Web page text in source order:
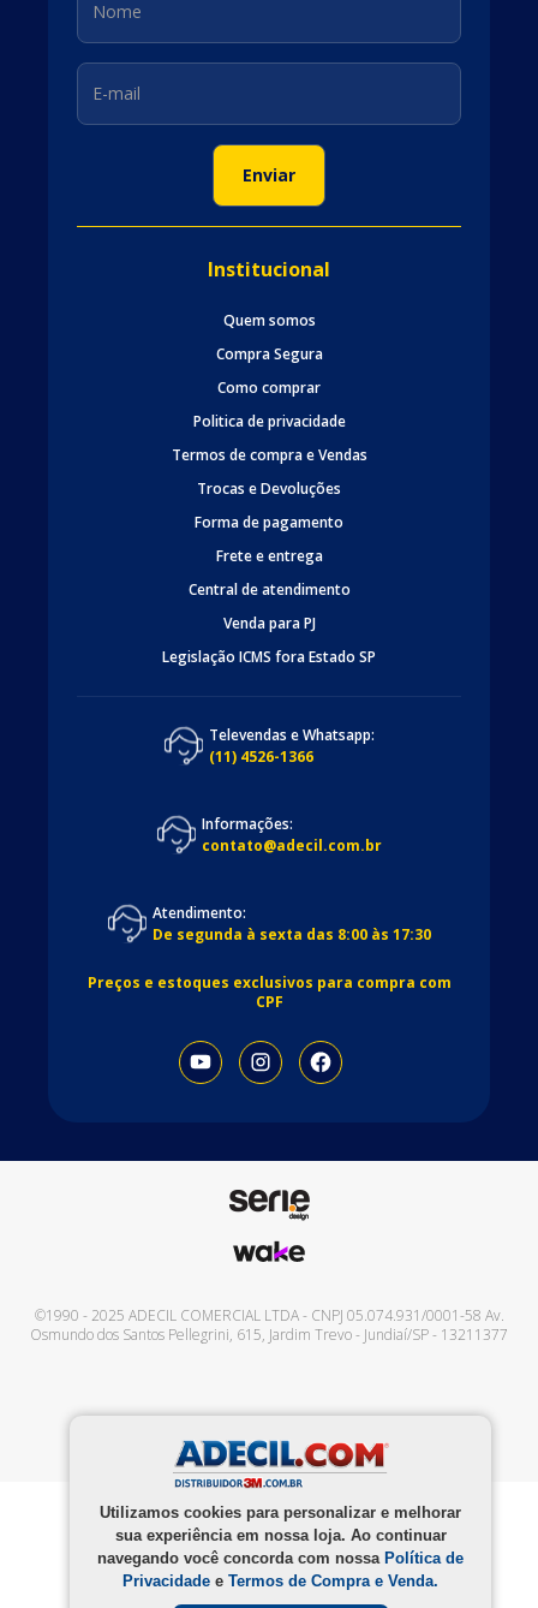
Utilizamos cookies para personalizar e melhorar
sua experiência em nossa loja. Ao continuar
navegando você concorda com nossa Política de
Privacidade e Termos de Compra e Venda.
Institucional
Quem somos
Compra Segura
Como comprar
Politica de privacidade
Termos de compra e Vendas
Trocas e Devoluções
Forma de pagamento
Frete e entrega
Central de atendimento
Venda para PJ
Legislação ICMS fora Estado SP
Televendas e Whatsapp:
(11) 4526-1366
Informações:
contato@adecil.com.br
Atendimento:
De segunda à sexta das 8:00 às 17:30
Preços e estoques exclusivos para compra com
CPF
©1990 - 2025 ADECIL COMERCIAL LTDA- CNPJ 05.074.931/0001-58 Av.
Osmundo dos Santos Pellegrini, 615, Jardim Trevo- Jundiaí/SP- 13211377